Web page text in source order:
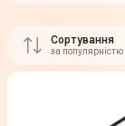
Сортування
за популярністю